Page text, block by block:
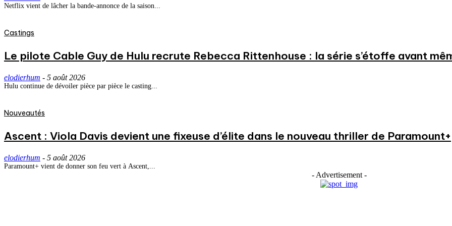
Netflix vient de lâcher la bande-annonce de la saison...
Castings
Le pilote Cable Guy de Hulu recrute Rebecca Rittenhouse : la série s’étoffe avant
elodierhum - 5 août 2026
Hulu continue de dévoiler pièce par pièce le casting...
Nouveautés
Ascent : Viola Davis devient une fixeuse d’élite dans le nouveau thriller de Paramount+
elodierhum - 5 août 2026
Paramount+ vient de donner son feu vert à Ascent,...
- Advertisement -